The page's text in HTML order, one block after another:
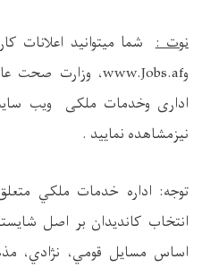
نوت :شما میتوانید اعلانات
وwww.Jobs.af، وزارت صحت
اداری وخدمات ملکی ویب
نیزمشاهده نمایید .
توجه: اداره خدمات ملکي
انتخاب کانديدان بر اصل
اساس مسايل قومي، نژادي،